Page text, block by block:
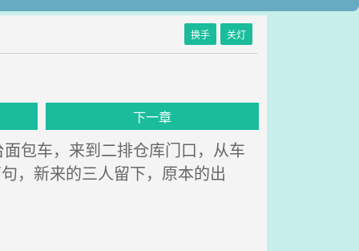
换手 关灯
下一章
包车，来到二排仓库门口，从车
，新来的三人留下，原本的出